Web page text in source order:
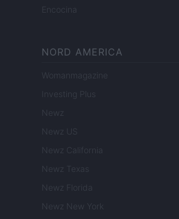
Encocina
NORD AMERICA
Womanmagazine
Investing Plus
Newz
Newz US
Newz California
Newz Texas
Newz Florida
Newz New York